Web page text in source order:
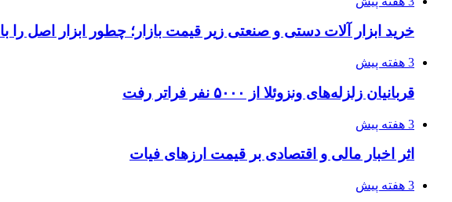
خرید ابزار آلات دستی و صنعتی زیر قیمت بازار؛ چطور ابزار اصل را
3 هفته پیش
قربانیان زلزله‌های ونزوئلا از ۵۰۰۰ نفر فراتر رفت
3 هفته پیش
اثر اخبار مالی و اقتصادی بر قیمت ارزهای فیات
3 هفته پیش